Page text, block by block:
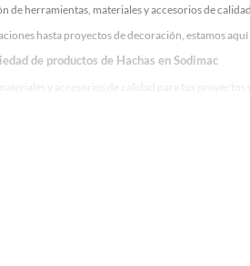
de herramientas, materiales y accesorios de
hasta proyectos de decoración, estamos
de productos de Hachas en Sodimac
y accesorios de calidad para tus
variedad de productos de Hachas en